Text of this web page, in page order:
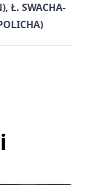
Ł. SWACHA-